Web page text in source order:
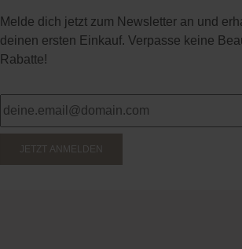
Melde dich jetzt zum Newsletter an und
deinen ersten Einkauf. Verpasse keine
Rabatte!
JETZT ANMELDEN